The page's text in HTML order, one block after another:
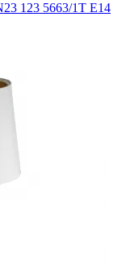
123 5663/1T E14